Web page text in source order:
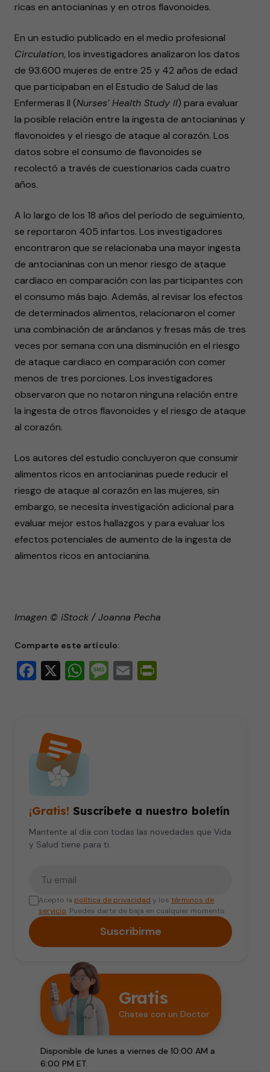
ricas en antocianinas y en otros flavonoides.
En un estudio publicado en el medio profesional
Circulation, los investigadores analizaron los datos
de 93.600 mujeres de entre 25 y 42 años de edad
que participaban en el Estudio de Salud de las
Enfermeras II (Nurses’ Health Study II) para evaluar
la posible relación entre la ingesta de antocianinas y
flavonoides y el riesgo de ataque al corazón. Los
datos sobre el consumo de flavonoides se
recolectó a través de cuestionarios cada cuatro
años.
A lo largo de los 18 años del período de seguimiento,
se reportaron 405 infartos. Los investigadores
encontraron que se relacionaba una mayor ingesta
de antocianinas con un menor riesgo de ataque
cardiaco en comparación con las participantes con
el consumo más bajo. Además, al revisar los efectos
de determinados alimentos, relacionaron el comer
una combinación de arándanos y fresas más de tres
veces por semana con una disminución en el riesgo
de ataque cardiaco en comparación con comer
menos de tres porciones. Los investigadores
observaron que no notaron ninguna relación entre
la ingesta de otros flavonoides y el riesgo de ataque
al corazón.
Los autores del estudio concluyeron que consumir
alimentos ricos en antocianinas puede reducir el
riesgo de ataque al corazón en las mujeres, sin
embargo, se necesita investigación adicional para
evaluar mejor estos hallazgos y para evaluar los
efectos potenciales de aumento de la ingesta de
alimentos ricos en antocianina.
Imagen © iStock / Joanna Pecha
Comparte este artículo:
Facebook
X WhatsApp
Message
Email
¡Gratis! Suscríbete a nuestro boletín
Mantente al día con todas las novedades que Vida
y Salud tiene para ti.
Acepto la política de privacidad y los términos de
servicio. Puedes darte de baja en cualquier momento.
Suscribirme
Gratis
Chatea con un Doctor
Disponible de lunes a viernes de 10:00 AM a
6:00 PM ET.